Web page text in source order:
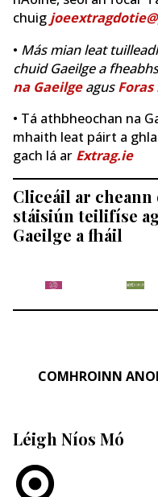
chuig
• Más mian leat
chuid Gaeilge a
na GaeilgeagusForas
• Tá athbheochan na
mhaith leat páirt a
gach lá ar Extrag.ie
Cliceáil ar
stáisiún teilifíse
Gaeilge a fháil
COMHROINN
Léigh Níos Mó